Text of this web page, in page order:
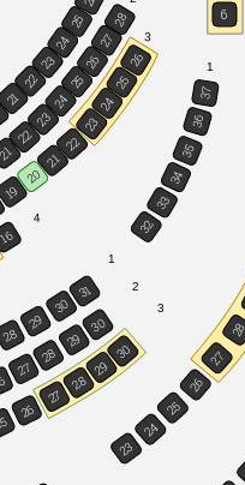
3
4
1
2
3
1
6
21
21
22
19
22
23
16
20
23
24
21
25
24
22
25
26
28
27
28
23
29
24
25
26
27
30
31
28
26
29
30
37
27
28
36
35
32
34
29
33
30
23
24
25
27
26
28